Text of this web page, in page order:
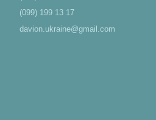
(099) 199 13 17
davion.ukraine@gmail.com